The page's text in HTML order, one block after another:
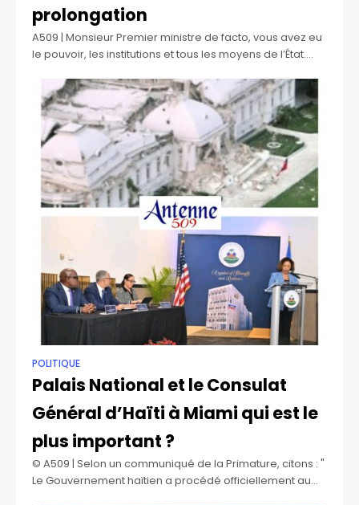
prolongation
A509 | Monsieur Premier ministre de facto, vous avez eu
le pouvoir, les institutions et tous les moyens de l’État.
corruption continue. Les
POLITIQUE
Palais National et le Consulat
Général d’Haïti à Miami qui est le
plus important ?
©️ A509 | Selon un communiqué de la Primature, citons : "
Le Gouvernement haïtien a procédé officiellement au